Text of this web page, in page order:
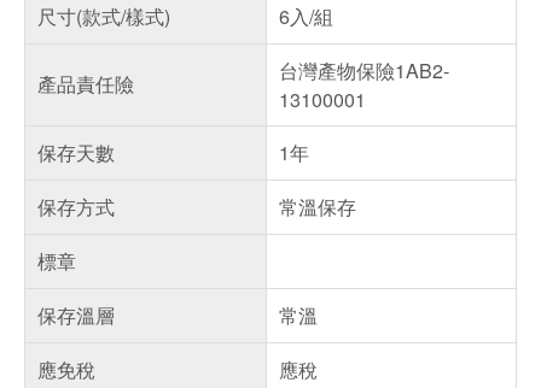
尺寸(款式/樣式)
6入/組
產品責任險
台灣產物保險1AB2-
13100001
保存天數
1年
保存方式
常溫保存
標章
保存溫層
常溫
應免稅
應稅